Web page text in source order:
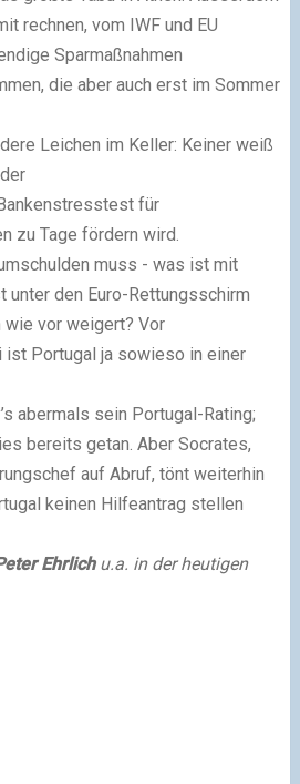
rechnen, vom IWF und EU
Sparmaßnahmen
die aber auch erst im Sommer
Leichen im Keller: Keiner weiß
der
für
zu Tage fördern wird.
muss - was ist mit
unter den Euro-Rettungsschirm
wie vor weigert? Vor
ist Portugal ja sowieso in einer
abermals sein Portugal-Rating;
bereits getan. Aber Socrates,
auf Abruf, tönt weiterhin
keinen Hilfeantrag stellen
Ehrlichu.a. in der heutigen